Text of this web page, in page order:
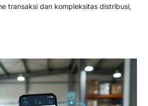
transaksi dan kompleksitas distribusi,